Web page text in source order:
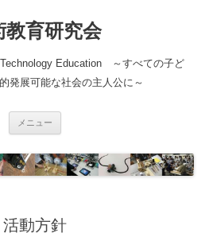
教育研究会
Education ～すべての子ど
発展可能な社会の主人公に～
メニュー
動方針